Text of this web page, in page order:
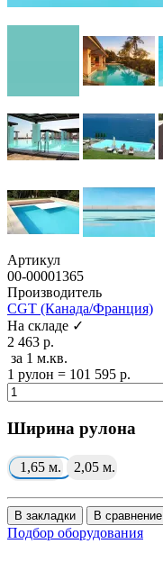
Артикул
00-00001365
Производитель
CGT (Канада/Франция)
На складе ✓
2 463 р.
за 1 м.кв.
1 рулон = 101 595 р.
Ширина рулона
1,65 м. 2,05 м.
В закладки В сравнение
Подбор оборудования